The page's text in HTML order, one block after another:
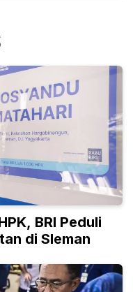
BRI Peduli
di Sleman